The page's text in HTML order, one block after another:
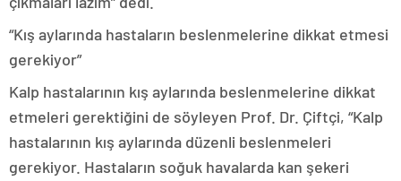
“Kış aylarında hastaların beslenmelerine dikkat etmesi
gerekiyor”
Kalp hastalarının kış aylarında beslenmelerine dikkat
etmeleri gerektiğini de söyleyen Prof. Dr. Çiftçi, “Kalp
hastalarının kış aylarında düzenli beslenmeleri
gerekiyor. Hastaların soğuk havalarda kan şekeri